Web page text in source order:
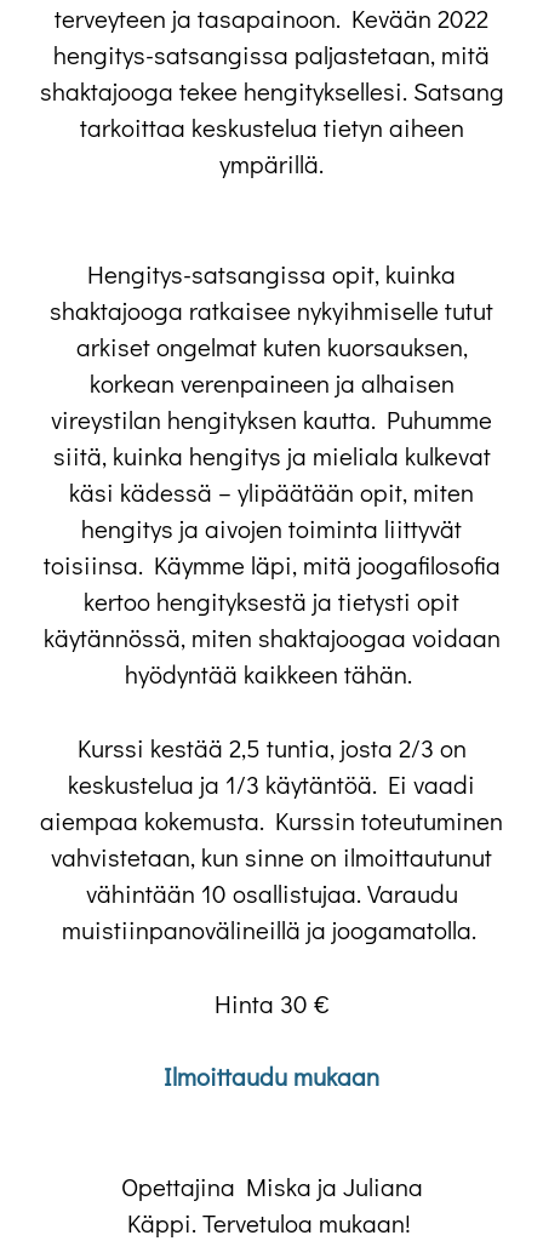
terveyteen ja tasapainoon. Kevään 2022
hengitys-satsangissa paljastetaan, mitä
shaktajooga tekee hengityksellesi. Satsang
tarkoittaa keskustelua tietyn aiheen
ympärillä.
Hengitys-satsangissa opit, kuinka
shaktajooga ratkaisee nykyihmiselle tutut
arkiset ongelmat kuten kuorsauksen,
korkean verenpaineen ja alhaisen
vireystilan hengityksen kautta. Puhumme
siitä, kuinka hengitys ja mieliala kulkevat
käsi kädessä – ylipäätään opit, miten
hengitys ja aivojen toiminta liittyvät
toisiinsa. Käymme läpi, mitä joogafilosofia
kertoo hengityksestä ja tietysti opit
käytännössä, miten shaktajoogaa voidaan
hyödyntää kaikkeen tähän.
Kurssi kestää 2,5 tuntia, josta 2/3 on
keskustelua ja 1/3 käytäntöä. Ei vaadi
aiempaa kokemusta. Kurssin toteutuminen
vahvistetaan, kun sinne on ilmoittautunut
vähintään 10 osallistujaa. Varaudu
muistiinpanovälineillä ja joogamatolla.
Hinta 30 €
Ilmoittaudu mukaan
Opettajina Miska ja Juliana
Käppi. Tervetuloa mukaan!